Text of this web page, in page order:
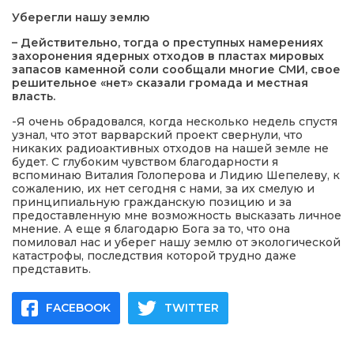
Уберегли нашу землю
– Действительно, тогда о преступных намерениях
захоронения ядерных отходов в пластах мировых
запасов каменной соли сообщали многие СМИ, свое
решительное «нет» сказали громада и местная
власть.
-Я очень обрадовался, когда несколько недель спустя
узнал, что этот варварский проект свернули, что
никаких радиоактивных отходов на нашей земле не
будет. С глубоким чувством благодарности я
вспоминаю Виталия Голоперова и Лидию Шепелеву, к
сожалению, их нет сегодня с нами, за их смелую и
принципиальную гражданскую позицию и за
предоставленную мне возможность высказать личное
мнение. А еще я благодарю Бога за то, что она
помиловал нас и уберег нашу землю от экологической
катастрофы, последствия которой трудно даже
представить.
FACEBOOK TWITTER